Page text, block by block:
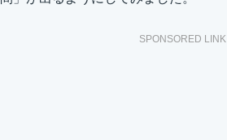
SPONSORED LINK